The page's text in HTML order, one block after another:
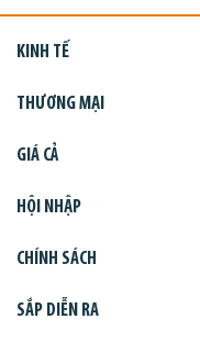
KINH TẾ
THƯƠNG MẠI
GIÁ CẢ
HỘI NHẬP
CHÍNH SÁCH
SẮP DIỄN RA